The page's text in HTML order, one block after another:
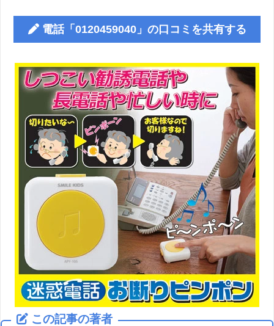
電話「0120459040」の口コミを共有する
この記事の著者